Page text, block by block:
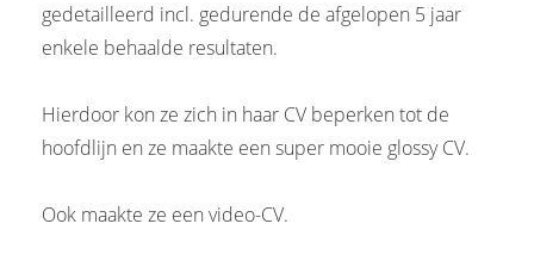
gedetailleerd incl. gedurende de afgelopen 5 jaar
enkele behaalde resultaten.
Hierdoor kon ze zich in haar CV beperken tot de
hoofdlijn en ze maakte een super mooie glossy CV.
Ook maakte ze een video-CV.